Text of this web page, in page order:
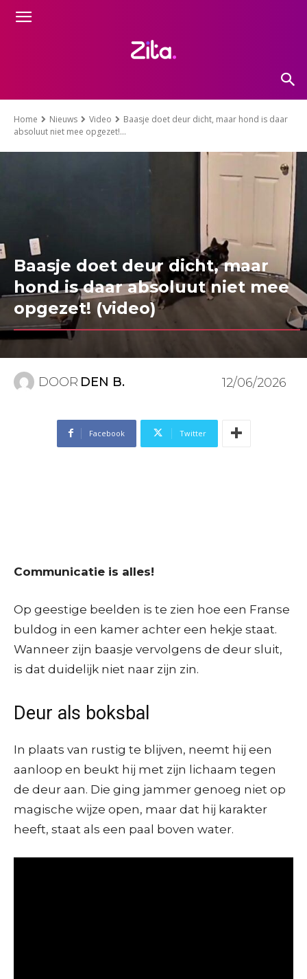
Home Nieuws Video
Baasje doet deur dicht, maar hond is daar
absoluut niet mee opgezet!...
Baasje doet deur dicht, maar
hond is daar absoluut niet mee
opgezet! (video)
DOOR DEN B. 12/06/2026
Facebook Twitter
Communicatie is alles!
Op geestige beelden is te zien hoe een Franse
buldog in een kamer achter een hekje staat.
Wanneer zijn baasje vervolgens de deur sluit,
is dat duidelijk niet naar zijn zin.
Deur als boksbal
In plaats van rustig te blijven, neemt hij een
aanloop en beukt hij met zijn lichaam tegen
de deur aan. Die ging jammer genoeg niet op
magische wijze open, maar dat hij karakter
heeft, staat als een paal boven water.